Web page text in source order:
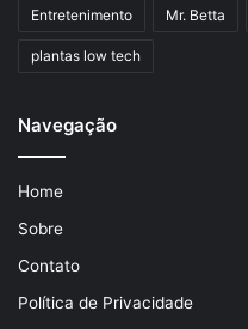
Entretenimento Mr. Betta
plantas low tech
Navegação
Home
Sobre
Contato
Política de Privacidade